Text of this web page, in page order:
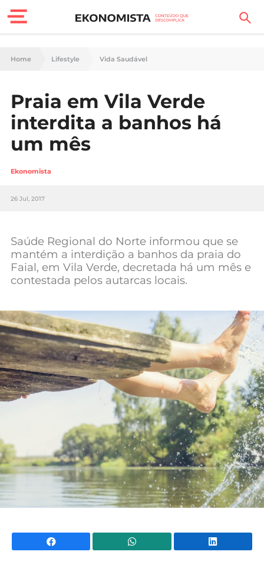
Finanças Pessoais
Carreira
Casa
Lifestyle
Sociedade
Negócios
Mundial 2026
Home Lifestyle Vida Saudável
Praia em Vila Verde
interdita a banhos há
um mês
Ekonomista
26 Jul, 2017
Saúde Regional do Norte informou que se
mantém a interdição a banhos da praia do
Faial, em Vila Verde, decretada há um mês e
contestada pelos autarcas locais.
Facebook WhatsApp